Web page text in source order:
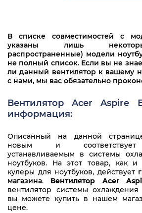
В списке совместимостей с
указаны лишь
распространенные) модели
не полный список. Если вы не
ли данный вентилятор к вашему
с нами, мы вас обязательно
Вентилятор Acer Aspire
информация:
Описанный на данной
новым и соответствует
устанавливаемым в системы
ноутбуков. На этот товар, как
кулеры для ноутбуков, действует
магазина. Вентилятор Acer
вентилятор системы охлаждения
вы можете купить в нашем
цене.